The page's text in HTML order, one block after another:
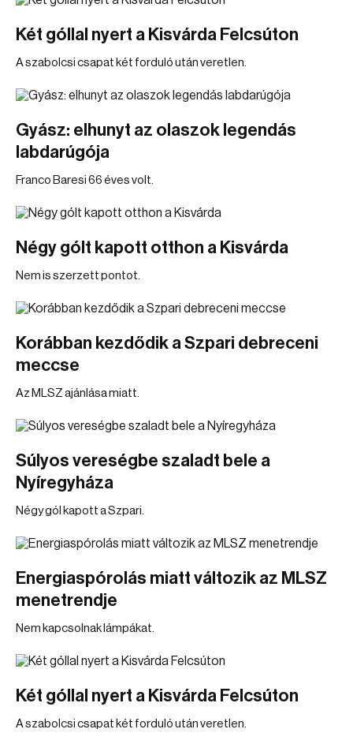
Két góllal nyert a Kisvárda Felcsúton
A szabolcsi csapat két forduló után veretlen.
Gyász: elhunyt az olaszok legendás
labdarúgója
Franco Baresi 66 éves volt.
Négy gólt kapott otthon a Kisvárda
Nem is szerzett pontot.
Korábban kezdődik a Szpari debreceni
meccse
Az MLSZ ajánlása miatt.
Súlyos vereségbe szaladt bele a
Nyíregyháza
Négy gól kapott a Szpari.
Energiaspórolás miatt változik az MLSZ
menetrendje
Nem kapcsolnak lámpákat.
Két góllal nyert a Kisvárda Felcsúton
A szabolcsi csapat két forduló után veretlen.